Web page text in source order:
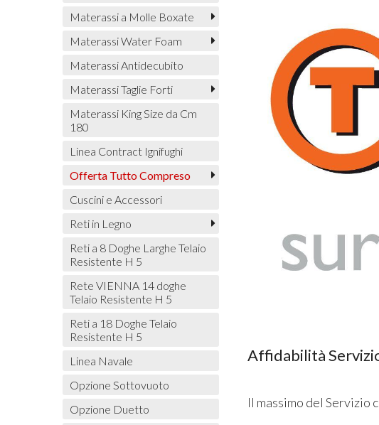
Affidabilità
Il massimo del Servizio
Materassi a Molle Boxate
Materassi Water Foam
Materassi Antidecubito
Materassi Taglie Forti
Materassi King Size da Cm
180
Linea Contract Ignifughi
Offerta Tutto Compreso
Cuscini e Accessori
Reti in Legno
Reti a 8 Doghe Larghe Telaio
Resistente H 5
Rete VIENNA 14 doghe
Telaio Resistente H 5
Reti a 18 Doghe Telaio
Resistente H 5
Linea Navale
Opzione Sottovuoto
Opzione Duetto